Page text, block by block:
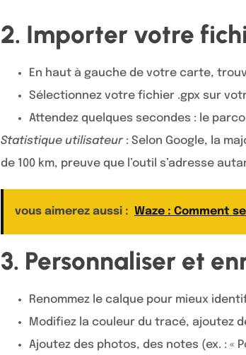
2. Importer votre
En haut à gauche de votre carte,
Sélectionnez votre fichier .gpx sur
Attendez quelques secondes : le
Statistique utilisateur: Selon Google, la
de 100 km, preuve que l’outil s’adresse
vous aimerez aussi : Waze : Comment
3. Personnaliser et
Renommez le calque pour mieux
Modifiez la couleur du tracé, ajoutez
Ajoutez des photos, des notes (ex. : «